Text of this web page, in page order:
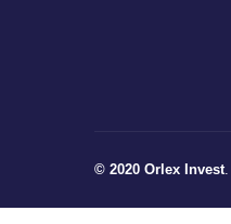
© 2020 Orlex Invest